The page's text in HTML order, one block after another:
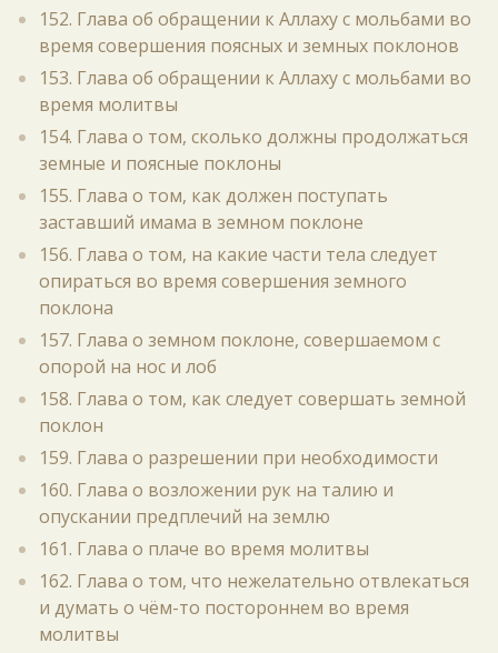
152. Глава об обращении к Аллаху с мольбами во
время совершения поясных и земных поклонов
153. Глава об обращении к Аллаху с мольбами во
время молитвы
154. Глава о том, сколько должны продолжаться
земные и поясные поклоны
155. Глава о том, как должен поступать
заставший имама в земном поклоне
156. Глава о том, на какие части тела следует
опираться во время совершения земного
поклона
157. Глава о земном поклоне, совершаемом с
опорой на нос и лоб
158. Глава о том, как следует совершать земной
поклон
159. Глава о разрешении при необходимости
160. Глава о возложении рук на талию и
опускании предплечий на землю
161. Глава о плаче во время молитвы
162. Глава о том, что нежелательно отвлекаться
и думать о чём-то постороннем во время
молитвы